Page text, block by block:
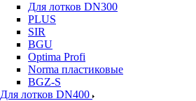
Для лотков DN300
PLUS
SIR
BGU
Optima Profi
Norma пластиковые
BGZ-S
Для лотков DN400